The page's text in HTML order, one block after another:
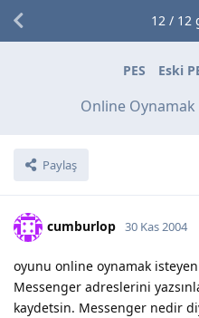
PES Eski
Online
Paylaş
12/ 12
cumburlop 30 Kas 2004
oyunu online oynamak
Messenger adreslerini
kaydetsin. Messenger nedir